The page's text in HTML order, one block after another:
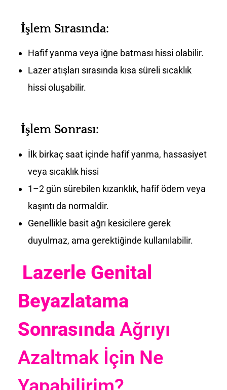
İşlem Sırasında:
Hafif yanma veya iğne batması hissi olabilir.
Lazer atışları sırasında kısa süreli sıcaklık
hissi oluşabilir.
İşlem Sonrası:
İlk birkaç saat içinde hafif yanma, hassasiyet
veya sıcaklık hissi
1–2 gün sürebilen kızarıklık, hafif ödem veya
kaşıntı da normaldir.
Genellikle basit ağrı kesicilere gerek
duyulmaz, ama gerektiğinde kullanılabilir.
Lazerle Genital
Beyazlatama
Sonrasında Ağrıyı
Azaltmak İçin Ne